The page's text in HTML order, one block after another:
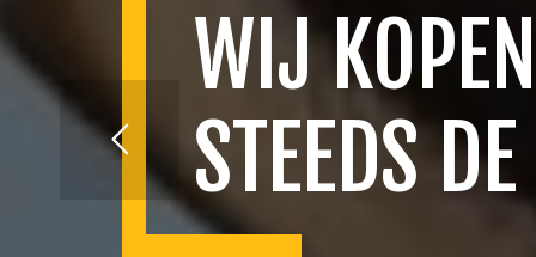
WIJ
STEEDS